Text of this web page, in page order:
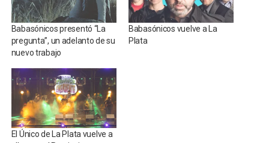
Babasónicos presentó “La
pregunta”, un adelanto de su
nuevo trabajo
Babasónicos vuelve a La
Plata
El Único de La Plata vuelve a